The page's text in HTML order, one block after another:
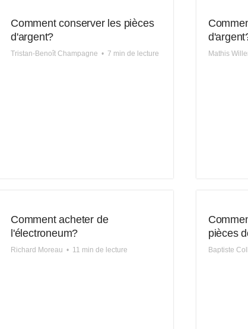
Comment conserver les pièces
d'argent?
Tristan-Benoît Champagne • 7 min de lecture Mathis
Comment acheter de
l'électroneum?
Richard Moreau • 11 min de lecture
pièces
Baptiste